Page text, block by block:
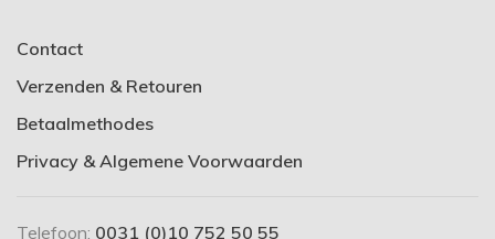
Contact
Verzenden & Retouren
Betaalmethodes
Privacy & Algemene Voorwaarden
Telefoon: 0031 (0)10 752 50 55